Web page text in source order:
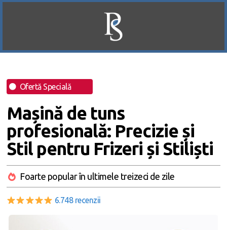
Ofertă Specială
Mașină de tuns
profesională: Precizie și
Stil pentru Frizeri și Stiliști
Foarte popular în ultimele treizeci de zile
6.748 recenzii